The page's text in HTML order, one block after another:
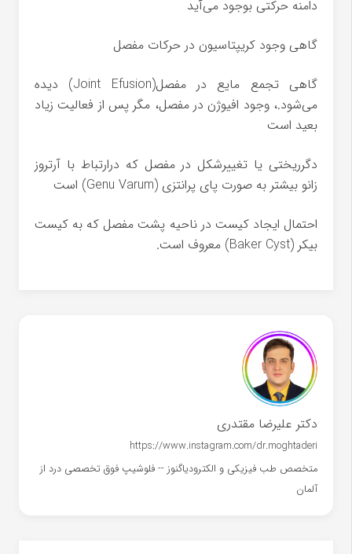
دامنه حرکتی بوجود می‌آید
گاهی وجود کریپتاسیون در حرکات مفصل
گاهی تجمع مایع در مفصل(Joint Efusion) دیده
می‌شود.، وجود افیوژن در مفصل، مگر پس از فعالیت زیاد
بعید است
دگرریختی یا تغییرشکل در مفصل که درارتباط با آرتروز
زانو بیشتر به صورت پای پرانتزی (Genu Varum) است
احتمال ایجاد کیست در ناحیه پشت مفصل که به کیست
بیکر (Baker Cyst) معروف است.
دکتر علیرضا مقتدری
https://www.instagram.com/dr.moghtaderi
متخصص طب فیزیکی و الکترودیاگنوز -- فلوشیپ فوق تخصصی درد از
آلمان